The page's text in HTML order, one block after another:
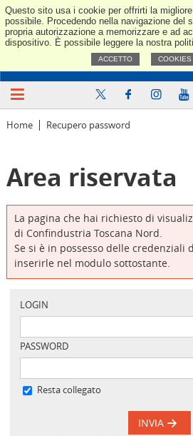
Questo sito usa i cookie per offrirti la
possibile. Procedendo nella navigazione del
propria autorizzazione a memorizzare e ad
dispositivo. È possibile leggere la nostra
ACCETTO
Home Recupero password
Area riservata
La pagina che hai richiesto di
di Confindustria Toscana Nord.
Se si è in possesso delle credenziali
inserirle nel modulo sottostante.
LOGIN
PASSWORD
Resta collegato
INVIA